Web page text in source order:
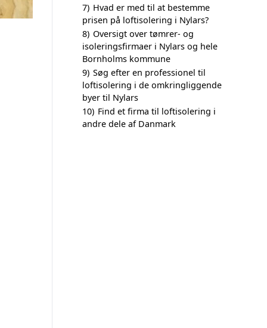
7) Hvad er med til at bestemme
prisen på loftisolering i Nylars?
8) Oversigt over tømrer- og
isoleringsfirmaer i Nylars og hele
Bornholms kommune
9) Søg efter en professionel til
loftisolering i de omkringliggende
byer til Nylars
10) Find et firma til loftisolering i
andre dele af Danmark